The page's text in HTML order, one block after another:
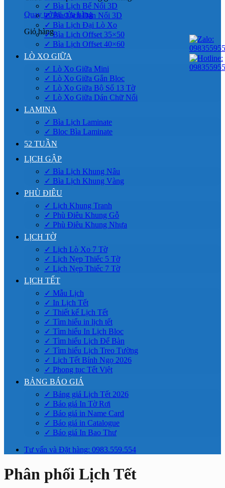
Quay trở lại cửa hàng
Giỏ hàng
✓ Bìa Lịch Bế Nổi 3D
✓ Bìa Lịch Dán Nổi 3D
✓ Bìa Lịch Đại Lò Xo
✓ Bìa Lịch Offset 35×50
✓ Bìa Lịch Offset 40×60
LÒ XO GIỮA
✓ Lò Xo Giữa Mini
✓ Lò Xo Giữa Gắn Bloc
✓ Lò Xo Giữa Bộ Số 13 Tờ
✓ Lò Xo Giữa Dán Chữ Nổi
LAMINA
✓ Bìa Lịch Laminate
✓ Bloc Bìa Laminate
52 TUẦN
LỊCH GẬP
✓ Bìa Lịch Khung Nâu
✓ Bìa Lịch Khung Vàng
PHÙ ĐIÊU
✓ Lịch Khung Tranh
✓ Phù Điêu Khung Gỗ
✓ Phù Điêu Khung Nhựa
LỊCH TỜ
✓ Lịch Lò Xo 7 Tờ
✓ Lịch Nẹp Thiếc 5 Tờ
✓ Lịch Nẹp Thiếc 7 Tờ
LỊCH TẾT
✓ Mẫu Lịch
✓ In Lịch Tết
✓ Thiết kế Lịch Tết
✓ Tìm hiểu in lịch tết
✓ Tìm hiểu In Lịch Bloc
✓ Tìm hiểu Lịch Để Bàn
✓ Tìm hiểu Lịch Treo Tường
✓ Lịch Tết Bính Ngọ 2026
✓ Phong tục Tết Việt
BẢNG BÁO GIÁ
✓ Bảng giá Lịch Tết 2026
✓ Báo giá In Tờ Rơi
✓ Báo giá in Name Card
✓ Báo giá in Catalogue
✓ Báo giá In Bao Thư
Tư vấn và Đặt hàng: 0983.559.554
Phân phối Lịch Tết